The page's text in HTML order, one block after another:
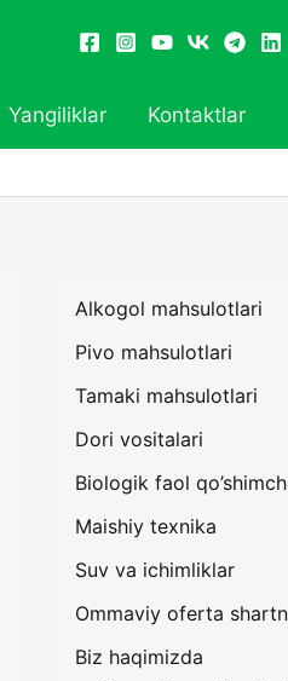
Yangiliklar Kontaktlar
Alkogol mahsulotlari
Pivo mahsulotlari
Tamaki mahsulotlari
Dori vositalari
Biologik faol
Maishiy texnika
Suv va ichimliklar
Ommaviy oferta
Biz haqimizda